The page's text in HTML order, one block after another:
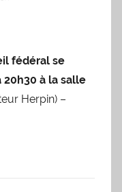
fédéral se
20h30 à la salle
Herpin) –